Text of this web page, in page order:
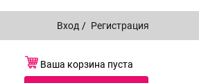
Вход / Регистрация
Ваша корзина пуста